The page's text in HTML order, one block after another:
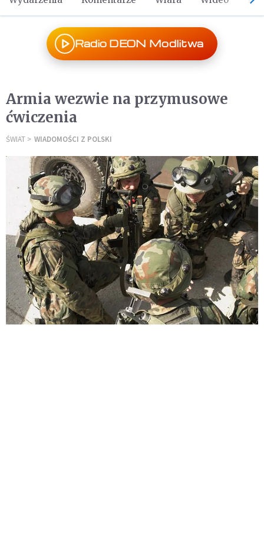
Radio DEON Modlitwa
Armia wezwie na przymusowe
ćwiczenia
ŚWIAT WIADOMOŚCI Z POLSKI